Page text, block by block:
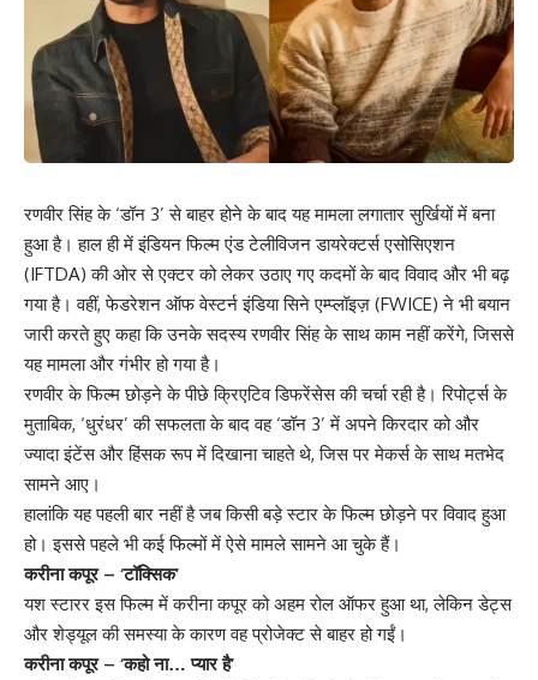
रणवीर सिंह के ‘डॉन 3’ से बाहर होने के बाद यह मामला लगातार सुर्खियों में बना
हुआ है। हाल ही में इंडियन फिल्म एंड टेलीविजन डायरेक्टर्स एसोसिएशन
(IFTDA) की ओर से एक्टर को लेकर उठाए गए कदमों के बाद विवाद और भी बढ़
गया है। वहीं, फेडरेशन ऑफ वेस्टर्न इंडिया सिने एम्प्लॉइज़ (FWICE) ने भी बयान
जारी करते हुए कहा कि उनके सदस्य रणवीर सिंह के साथ काम नहीं करेंगे, जिससे
यह मामला और गंभीर हो गया है।
रणवीर के फिल्म छोड़ने के पीछे क्रिएटिव डिफरेंसेस की चर्चा रही है। रिपोर्ट्स के
मुताबिक, ‘धुरंधर’ की सफलता के बाद वह ‘डॉन 3’ में अपने किरदार को और
ज्यादा इंटेंस और हिंसक रूप में दिखाना चाहते थे, जिस पर मेकर्स के साथ मतभेद
सामने आए।
हालांकि यह पहली बार नहीं है जब किसी बड़े स्टार के फिल्म छोड़ने पर विवाद हुआ
हो। इससे पहले भी कई फिल्मों में ऐसे मामले सामने आ चुके हैं।
करीना कपूर – ‘टॉक्सिक’
यश स्टारर इस फिल्म में करीना कपूर को अहम रोल ऑफर हुआ था, लेकिन डेट्स
और शेड्यूल की समस्या के कारण वह प्रोजेक्ट से बाहर हो गईं।
करीना कपूर – ‘कहो ना… प्यार है’